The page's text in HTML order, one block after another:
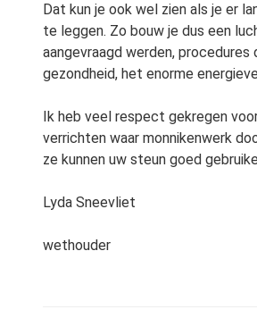
Dat kun je ook wel zien als je er
te leggen. Zo bouw je dus een
aangevraagd werden,
gezondheid, het enorme
Ik heb veel respect gekregen
verrichten waar monnikenwerk
ze kunnen uw steun goed
Lyda Sneevliet
wethouder